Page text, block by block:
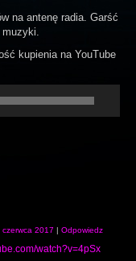
na antenę radia. Garść
muzyki.
kupienia na YouTube
czerwca 2017 Odpowiedz
watch?v=4pSx